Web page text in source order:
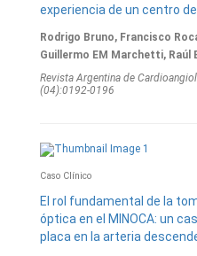
experiencia de un centro
Rodrigo Bruno, Francisco
Guillermo EM Marchetti, Raúl
Revista Argentina de
(04):0192-0196
Caso Clínico
El rol fundamental de la
óptica en el MINOCA: un
placa en la arteria